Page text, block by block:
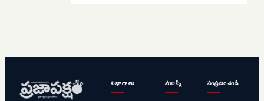
విభాగాలు మరిన్నీ సంప్రదించండి